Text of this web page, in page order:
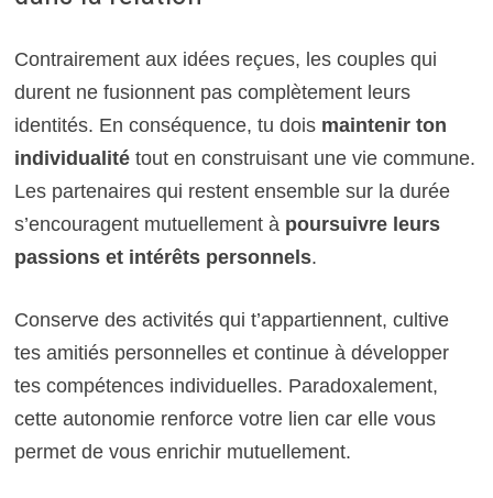
Contrairement aux idées reçues, les couples qui
durent ne fusionnent pas complètement leurs
identités. En conséquence, tu dois maintenir ton
individualitétout en construisant une vie commune.
Les partenaires qui restent ensemble sur la durée
s’encouragent mutuellement à poursuivre leurs
passions et intérêts personnels.
Conserve des activités qui t’appartiennent, cultive
tes amitiés personnelles et continue à développer
tes compétences individuelles. Paradoxalement,
cette autonomie renforce votre lien car elle vous
permet de vous enrichir mutuellement.